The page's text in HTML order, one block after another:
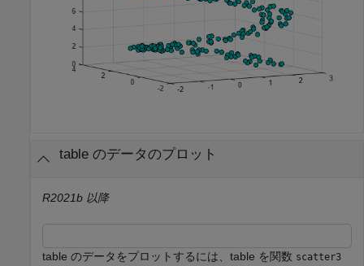
table のデータのプロット
R2021b 以降
table のデータをプロットするには、table を関数 scatter3